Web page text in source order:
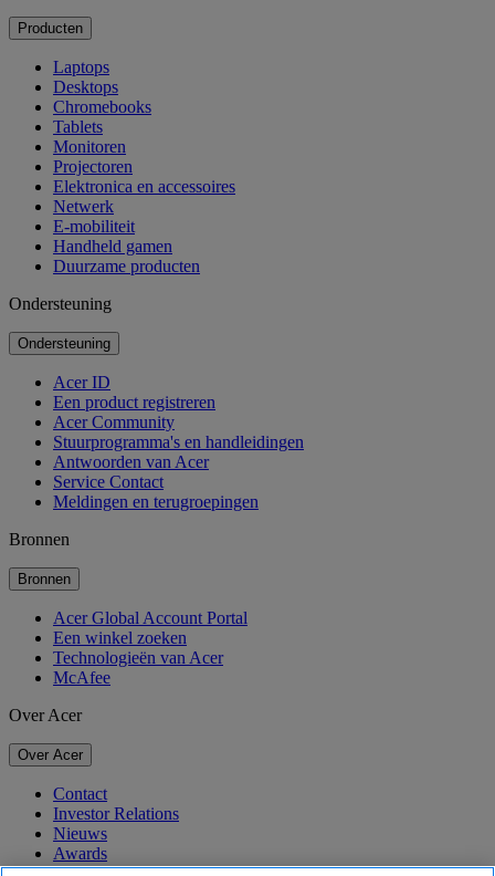
Producten
Laptops
Desktops
Chromebooks
Tablets
Monitoren
Projectoren
Elektronica en accessoires
Netwerk
E-mobiliteit
Handheld gamen
Duurzame producten
Ondersteuning
Ondersteuning
Acer ID
Een product registreren
Acer Community
Stuurprogramma's en handleidingen
Antwoorden van Acer
Service Contact
Meldingen en terugroepingen
Bronnen
Bronnen
Acer Global Account Portal
Een winkel zoeken
Technologieën van Acer
McAfee
Over Acer
Over Acer
Contact
Investor Relations
Nieuws
Awards